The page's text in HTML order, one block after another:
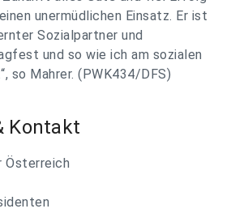
unermüdlichen Einsatz. Er ist
Sozialpartner und
und so wie ich am sozialen
so Mahrer. (PWK434/DFS)
Kontakt
Österreich